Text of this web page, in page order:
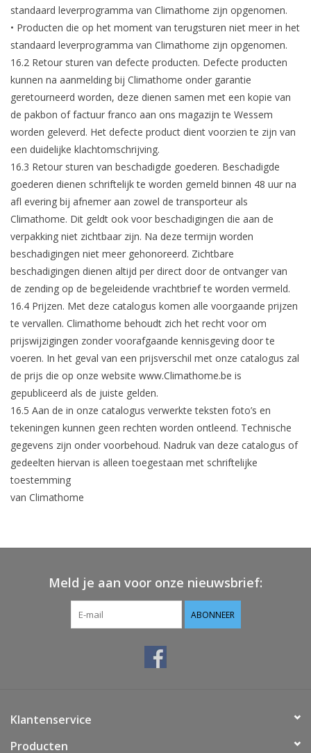
standaard leverprogramma van Climathome zijn opgenomen.
• Producten die op het moment van terugsturen niet meer in het
standaard leverprogramma van Climathome zijn opgenomen.
16.2 Retour sturen van defecte producten. Defecte producten
kunnen na aanmelding bij Climathome onder garantie
geretourneerd worden, deze dienen samen met een kopie van
de pakbon of factuur franco aan ons magazijn te Wessem
worden geleverd. Het defecte product dient voorzien te zijn van
een duidelijke klachtomschrijving.
16.3 Retour sturen van beschadigde goederen. Beschadigde
goederen dienen schriftelijk te worden gemeld binnen 48 uur na
afl evering bij afnemer aan zowel de transporteur als
Climathome. Dit geldt ook voor beschadigingen die aan de
verpakking niet zichtbaar zijn. Na deze termijn worden
beschadigingen niet meer gehonoreerd. Zichtbare
beschadigingen dienen altijd per direct door de ontvanger van
de zending op de begeleidende vrachtbrief te worden vermeld.
16.4 Prijzen. Met deze catalogus komen alle voorgaande prijzen
te vervallen. Climathome behoudt zich het recht voor om
prijswijzigingen zonder voorafgaande kennisgeving door te
voeren. In het geval van een prijsverschil met onze catalogus zal
de prijs die op onze website www.Climathome.be is
gepubliceerd als de juiste gelden.
16.5 Aan de in onze catalogus verwerkte teksten foto’s en
tekeningen kunnen geen rechten worden ontleend. Technische
gegevens zijn onder voorbehoud. Nadruk van deze catalogus of
gedeelten hiervan is alleen toegestaan met schriftelijke
toestemming
van Climathome
Meld je aan voor onze nieuwsbrief:
ABONNEER
Klantenservice
Producten